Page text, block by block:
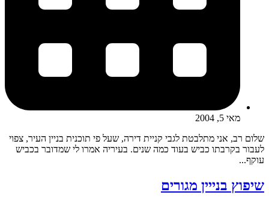
מאי 5, 2004
שלום רב, אני מתלבטת לגבי קניית דירה, שעל פי תוכנית בניין העיר, צפוי
לעבור בקרבתו כביש בעוד כמה שנים. בעיריה אמרו לי שמדובר בכביש
עוקף...
שיפוץ בנייין מגורים